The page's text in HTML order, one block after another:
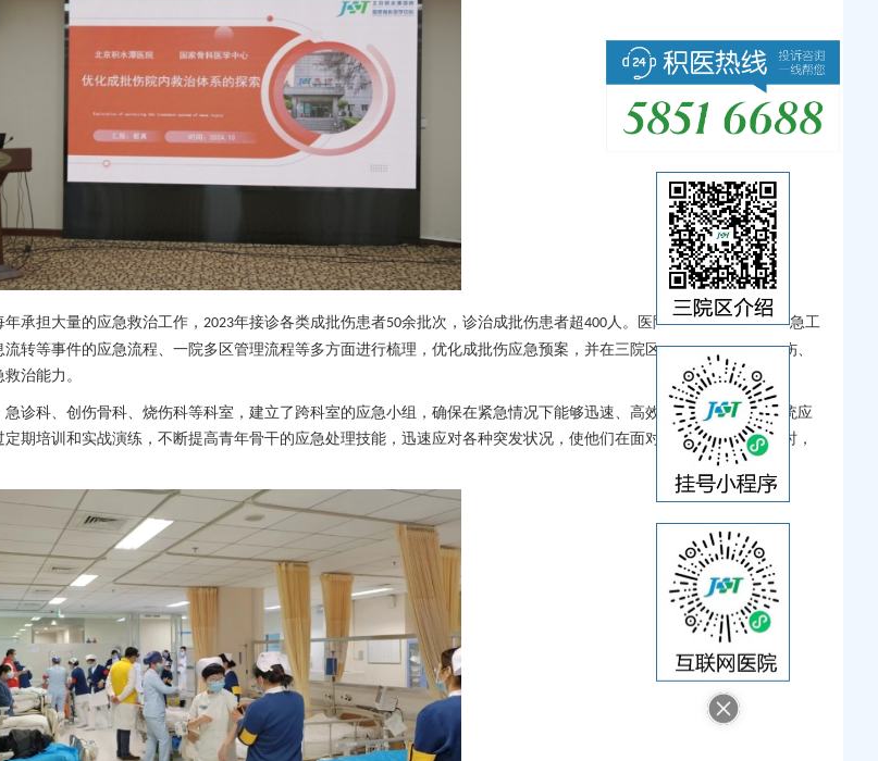
承担大量的应急救治工作， 2023年接诊各类成批伤患者50余批次，诊治成批伤患者超400人。医院高度重视成批伤应急工
转等事件的应急流程、一院多区管理流程等多方面进行梳理，优化成批伤应急预案，并在三院区模拟成批创伤、烧伤、
治能力。
急诊科、 创伤骨科、 烧伤科等科室，建立了跨科室的应急小组，确保在紧急情况下能够迅速、高效地协同作战。在传统应
期培训和实战演练，不断提高青年骨干的应急处理技能，迅速应对各种突发状况，使他们在面对重大公共卫生事件时，